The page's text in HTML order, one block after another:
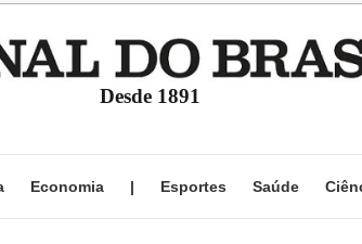
Desde 1891
Economia | Esportes Saúde